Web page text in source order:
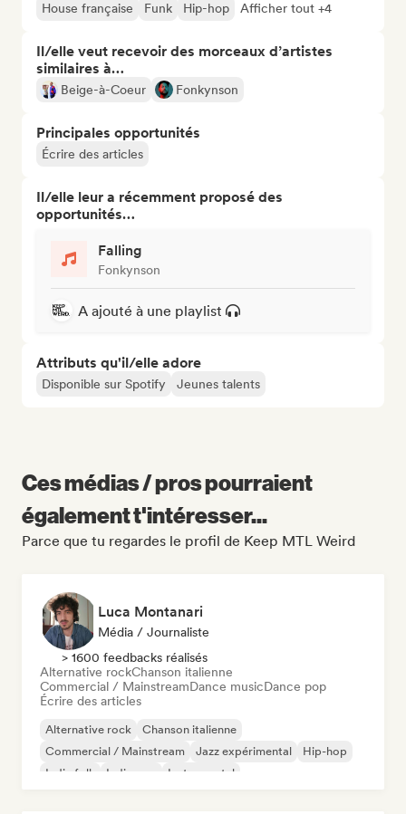
House française
Funk Hip-hop Afficher tout +4
Il/elle veut recevoir des morceaux d’artistes
similaires à…
Beige-à-Coeur Fonkynson
Principales opportunités
Écrire des articles
Il/elle leur a récemment proposé des
opportunités…
Falling
Fonkynson
A ajouté à une playlist
Attributs qu'il/elle adore
Disponible sur Spotify Jeunes talents
Ces médias / pros pourraient
également t'intéresser...
Parce que tu regardes le profil de Keep MTL Weird
Luca Montanari
Média / Journaliste
> 1600 feedbacks réalisés
Alternative rockChanson italienne
Commercial / MainstreamDance musicDance pop
Écrire des articles
Alternative rock
Chanson italienne
Commercial / Mainstream
Jazz expérimental
Hip-hop
Indie folk
Indie pop Instrumental